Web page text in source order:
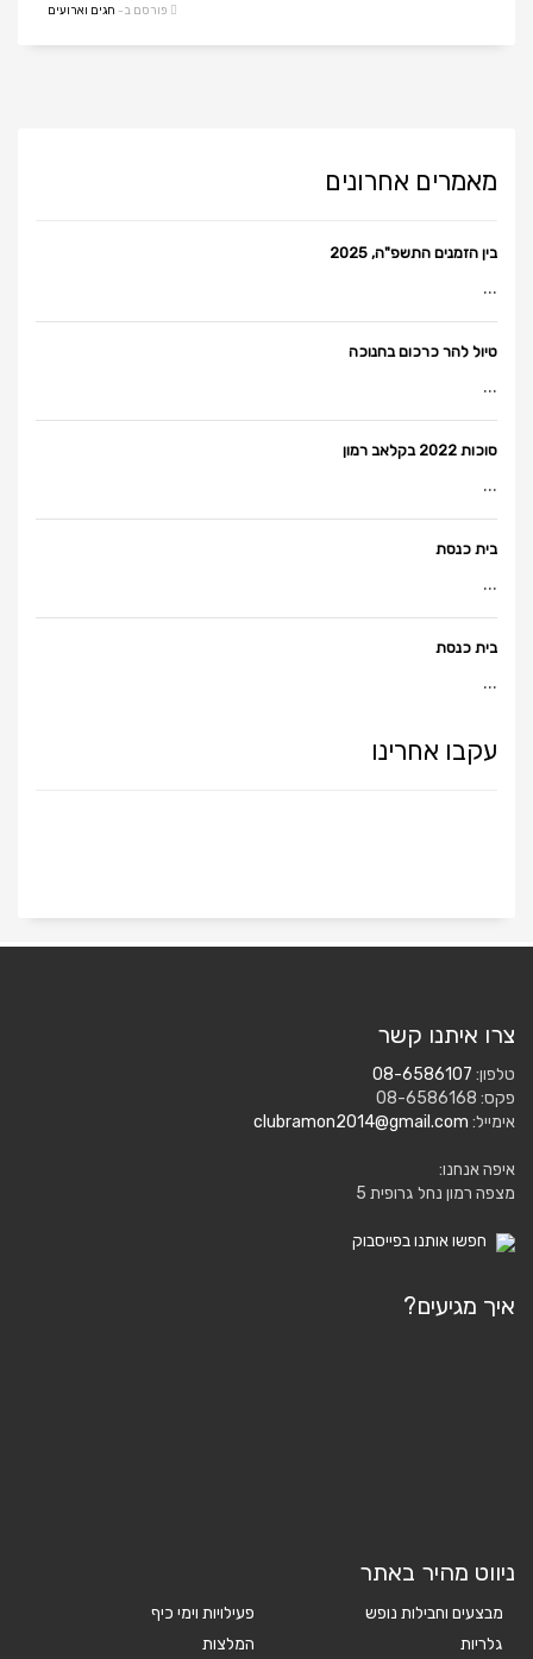
פורסם ב- חגים וארועים
מאמרים אחרונים
בין הזמנים התשפ"ה, 2025
...
טיול להר כרכום בחנוכה
...
סוכות 2022 בקלאב רמון
...
בית כנסת
...
בית כנסת
...
עקבו אחרינו
צרו איתנו קשר
טלפון: 08-6586107
פקס: 08-6586168
אימייל: clubramon2014@gmail.com
איפה אנחנו:
מצפה רמון נחל גרופית 5
חפשו אותנו בפייסבוק
איך מגיעים?
ניווט מהיר באתר
מבצעים וחבילות נופש
פעילויות וימי כיף
גלריות
המלצות